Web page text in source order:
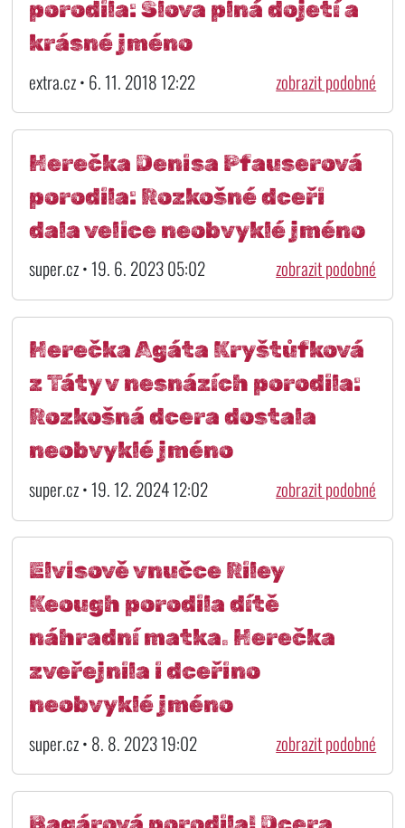
porodila: Slova plná dojetí a
krásné jméno
extra.cz • 6. 11. 2018 12:22 zobrazit podobné
Herečka Denisa Pfauserová
porodila: Rozkošné dceři
dala velice neobvyklé jméno
super.cz • 19. 6. 2023 05:02 zobrazit podobné
Herečka Agáta Kryštůfková
z Táty v nesnázích porodila:
Rozkošná dcera dostala
neobvyklé jméno
super.cz • 19. 12. 2024 12:02 zobrazit podobné
Elvisově vnučce Riley
Keough porodila dítě
náhradní matka. Herečka
zveřejnila i dceřino
neobvyklé jméno
super.cz • 8. 8. 2023 19:02 zobrazit podobné